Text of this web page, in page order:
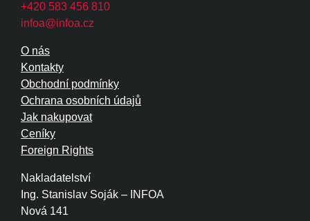
+420 583 456 810
infoa@infoa.cz
Nakladatelství
Ing. Stanislav Soják – INFOA
Nová 141
O nás
Kontakty
Obchodní podmínky
Ochrana osobních údajů
Jak nakupovat
Ceníky
Foreign Rights